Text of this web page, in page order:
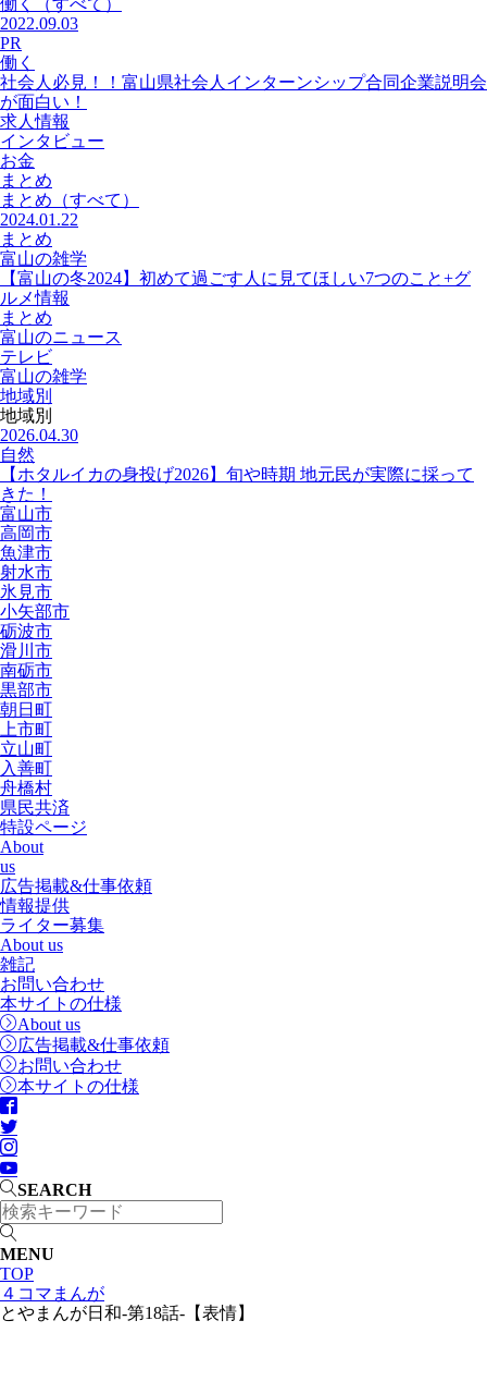
働く
（すべて）
2022.09.03
PR
働く
社会人必見！！富山県社会人インターンシップ合同企業説明会
が面白い！
求人情報
インタビュー
お金
まとめ
まとめ （すべて）
2024.01.22
まとめ
富山の雑学
【富山の冬2024】初めて過ごす人に見てほしい7つのこと+グ
ルメ情報
まとめ
富山のニュース
テレビ
富山の雑学
地域別
地域別
2026.04.30
自然
【ホタルイカの身投げ2026】旬や時期 地元民が実際に採って
きた！
富山市
高岡市
魚津市
射水市
氷見市
小矢部市
砺波市
滑川市
南砺市
黒部市
朝日町
上市町
立山町
入善町
舟橋村
県民共済
特設ページ
About
us
広告掲載&仕事依頼
情報提供
ライター募集
About us
雑記
お問い合わせ
本サイトの仕様
About us
広告掲載&仕事依頼
お問い合わせ
本サイトの仕様
SEARCH
MENU
TOP
４コマまんが
とやまんが日和-第18話-【表情】